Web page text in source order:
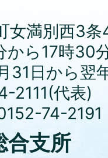
女満別西3条
から17時30
31日から
2111(代表)
74-2191
合支所